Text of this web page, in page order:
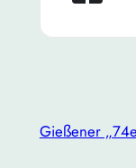
Bitte gebt
die
Gießener